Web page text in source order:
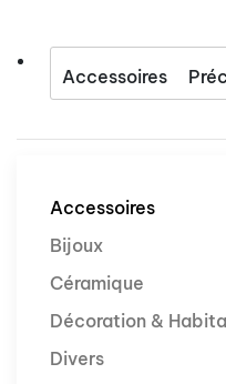
Accessoires
Accessoires
Bijoux
Céramique
Décoration &
Divers